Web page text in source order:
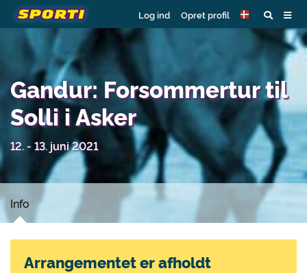
Log ind Opret profil
Gandur: Forsommertur til
Solli i Asker
12. - 13. juni 2021
Info
Arrangementet er afholdt